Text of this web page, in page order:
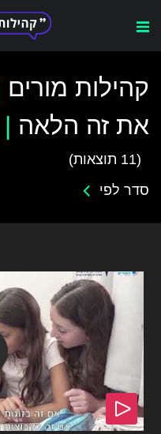
קהילות מורים
את זה הלאה |
(11 תוצאות)
סדר לפי
הכול